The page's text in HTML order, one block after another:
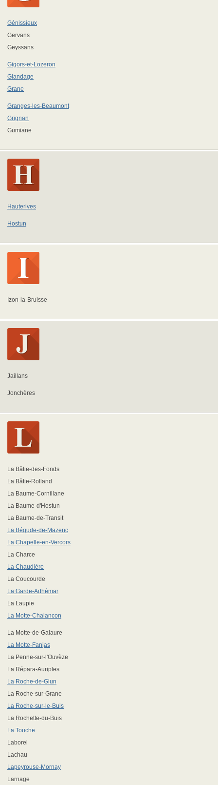
Génissieux
Gervans
Geyssans
Gigors-et-Lozeron
Glandage
Grane
Granges-les-Beaumont
Grignan
Gumiane
Hauterives
Hostun
Izon-la-Bruisse
Jaillans
Jonchères
La Bâtie-des-Fonds
La Bâtie-Rolland
La Baume-Cornillane
La Baume-d'Hostun
La Baume-de-Transit
La Bégude-de-Mazenc
La Chapelle-en-Vercors
La Charce
La Chaudière
La Coucourde
La Garde-Adhémar
La Laupie
La Motte-Chalancon
La Motte-de-Galaure
La Motte-Fanjas
La Penne-sur-l'Ouvèze
La Répara-Auriples
La Roche-de-Glun
La Roche-sur-Grane
La Roche-sur-le-Buis
La Rochette-du-Buis
La Touche
Laborel
Lachau
Lapeyrouse-Mornay
Larnage